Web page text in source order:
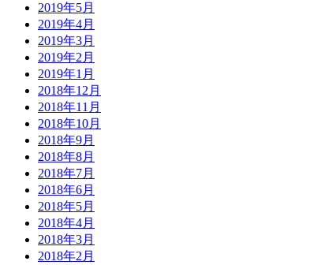
2019年5月
2019年4月
2019年3月
2019年2月
2019年1月
2018年12月
2018年11月
2018年10月
2018年9月
2018年8月
2018年7月
2018年6月
2018年5月
2018年4月
2018年3月
2018年2月